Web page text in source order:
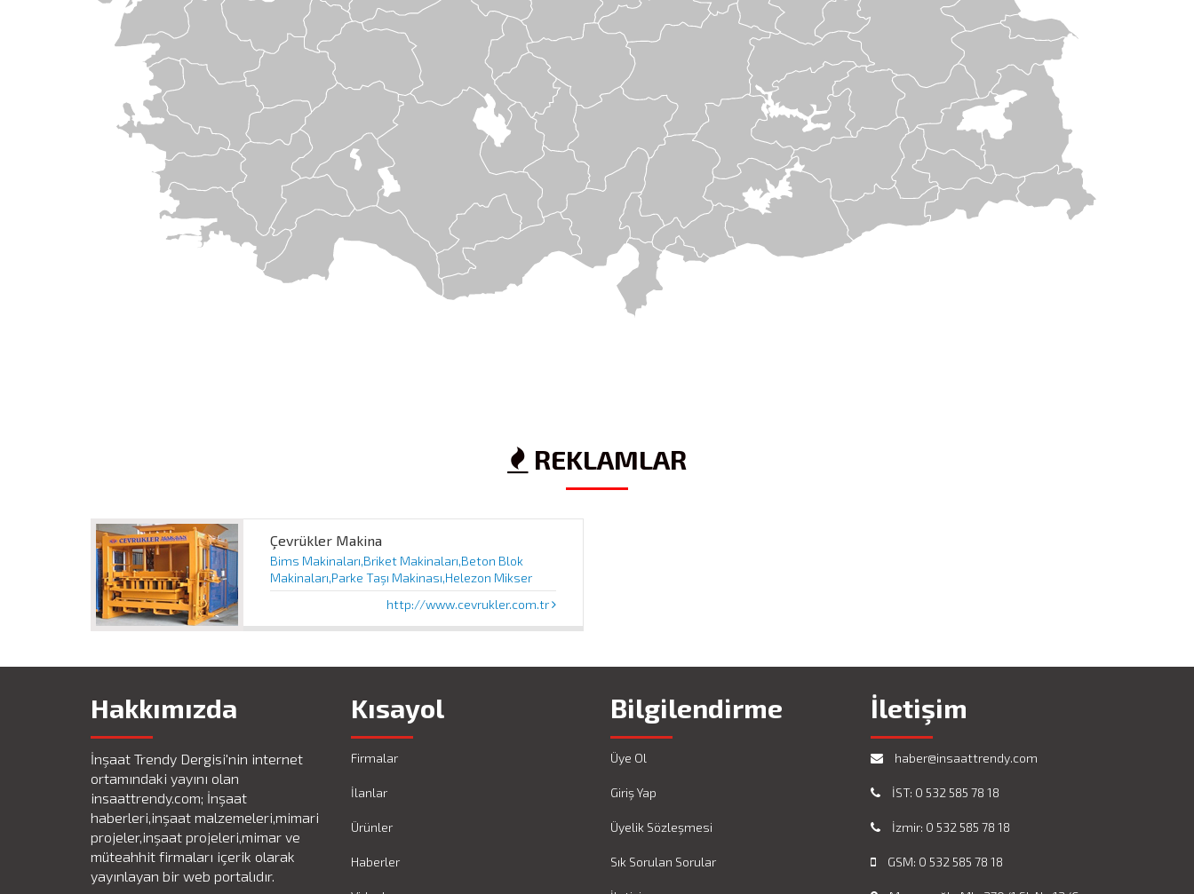
REKLAMLAR
Çevrükler Makina
Bims Makinaları,Briket Makinaları,Beton Blok
Makinaları,Parke Taşı Makinası,Helezon Mikser
http://www.cevrukler.com.tr
Hakkımızda
İnşaat Trendy Dergisi'nin internet
ortamındaki yayını olan
insaattrendy.com; İnşaat
haberleri,inşaat malzemeleri,mimari
projeler,inşaat projeleri,mimar ve
müteahhit firmaları içerik olarak
yayınlayan bir web portalıdır.
Kısayol
Firmalar
İlanlar
Ürünler
Haberler
Bilgilendirme
Üye Ol
Giriş Yap
Üyelik Sözleşmesi
Sık Sorulan Sorular
İletişim
haber@insaattrendy.com
İST: 0 532 585 78 18
İzmir: 0 532 585 78 18
GSM: 0 532 585 78 18